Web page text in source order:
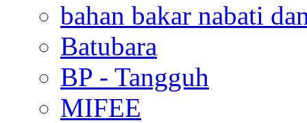
bahan bakar nabati
Batubara
BP - Tangguh
MIFEE